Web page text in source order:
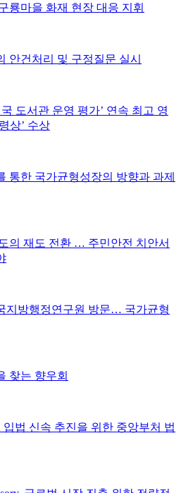
룡마을 화재 현장 대응 지휘
안건처리 및 구정질문 실시
도서관 운영 평가’ 연속 최고 영
상’ 수상
통한 국가균형성장의 방향과 과제
의 재도 전환 … 주민안전 치안서
지방행정연구원 방문… 국가균형
찾는 향우회
법 신속 추진을 위한 중앙부처 법